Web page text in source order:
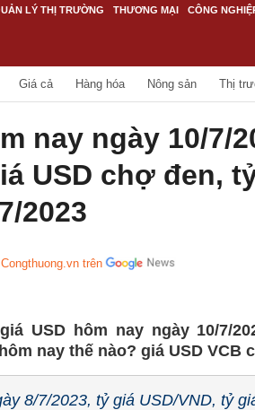
LÝ THỊ TRƯỜNG THƯƠNG MẠI CÔNG
Giá cả Hàng hóa Nông sản Thị
nay ngày 10/7/
USD chợ đen,
2023
trên
USD hôm nay ngày 10/7/
nay thế nào? giá USD VCB
8/7/2023, tỷ giá USD/VND, tỷ